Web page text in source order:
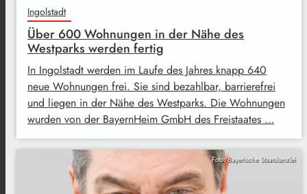
Ingolstadt
Über 600 Wohnungen in der Nähe des
Westparks werden fertig
In Ingolstadt werden im Laufe des Jahres knapp 640
neue Wohnungen frei. Sie sind bezahlbar, barrierefrei
und liegen in der Nähe des Westparks. Die Wohnungen
wurden von der BayernHeim GmbH des Freistaates …
Foto: Bayerische Staatskanzlei